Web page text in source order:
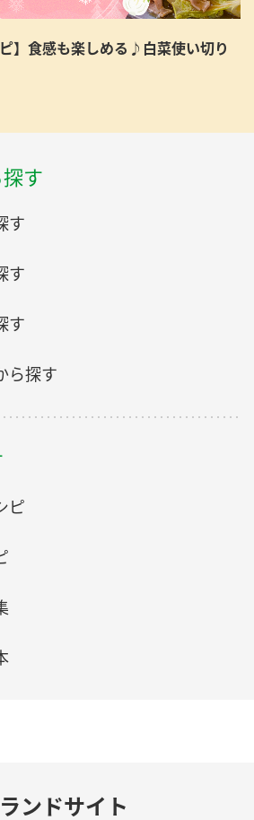
】食感も楽しめる♪白菜使い切り
す
す
す
す
ら探す
ピ
ンドサイト